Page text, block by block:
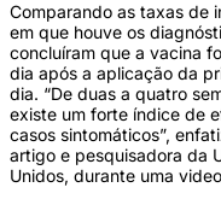
Comparando as taxas de
em que houve os
concluíram que a vacina
dia após a aplicação da
dia. “De duas a quatro
existe um forte índice de
casos sintomáticos”,
artigo e pesquisadora da
Unidos, durante uma